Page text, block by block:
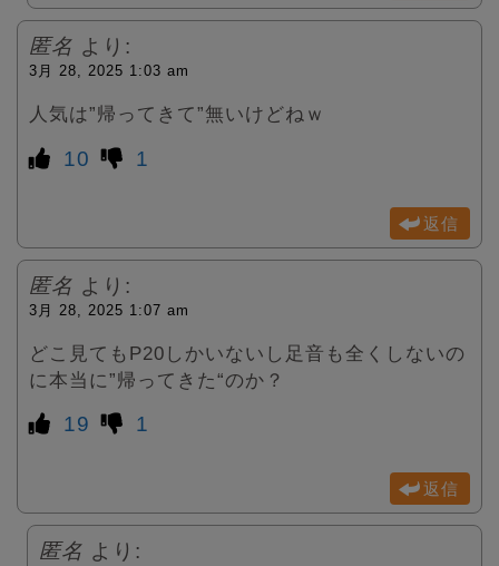
匿名 より:
3月 28, 2025 1:03 am
人気は”帰ってきて”無いけどねｗ
10 1
返信
匿名 より:
3月 28, 2025 1:07 am
どこ見てもP20しかいないし足音も全くしないの
に本当に”帰ってきた“のか？
19 1
返信
匿名 より: